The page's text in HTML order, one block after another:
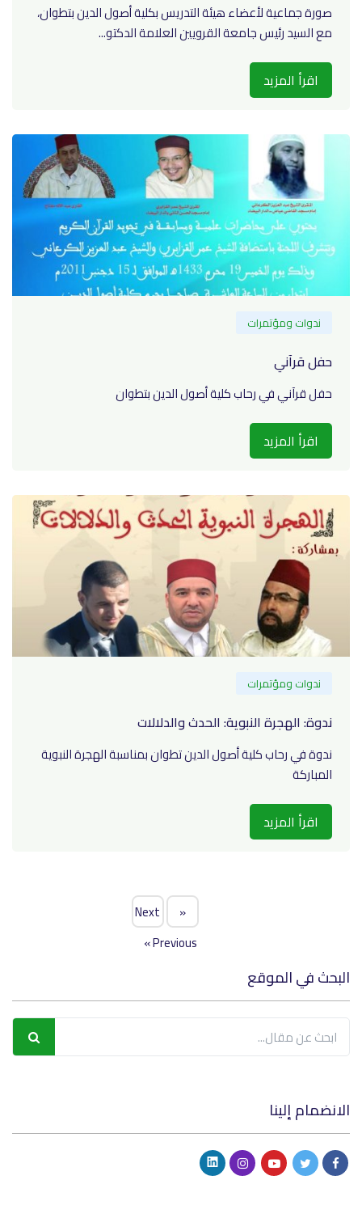
صورة جماعية لأعضاء هيئة التدريس بكلية أصول الدين بتطوان،
مع السيد رئيس جامعة القرويين العلامة الدكتو...
اقرأ المزيد
ندوات ومؤتمرات
حفل قرآني
حفل قرآني في رحاب كلية أصول الدين بتطوان
اقرأ المزيد
ندوات ومؤتمرات
ندوة: الهجرة النبوية: الحدث والدلالات
ندوة في رحاب كلية أصول الدين تطوان بمناسبة الهجرة النبوية
المباركة
اقرأ المزيد
«
Previous
Next
»
البحث في الموقع
الانضمام إلينا